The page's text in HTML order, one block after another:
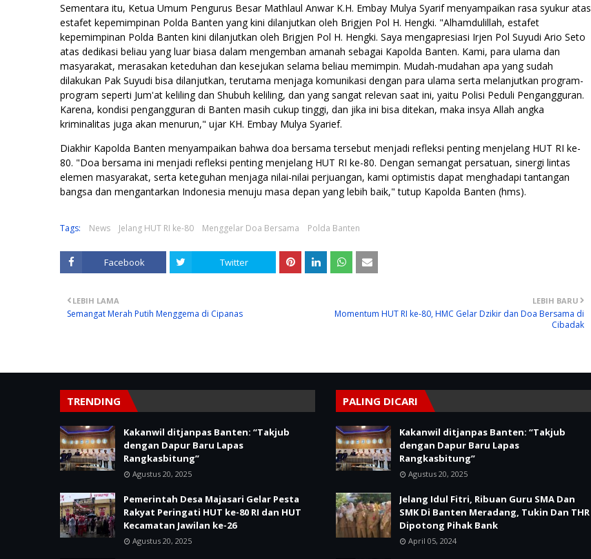
Sementara itu, Ketua Umum Pengurus Besar Mathlaul Anwar K.H. Embay Mulya Syarif menyampaikan rasa syukur atas
estafet kepemimpinan Polda Banten yang kini dilanjutkan oleh Brigjen Pol H. Hengki. "Alhamdulillah, estafet
kepemimpinan Polda Banten kini dilanjutkan oleh Brigjen Pol H. Hengki. Saya mengapresiasi Irjen Pol Suyudi Ario Seto
atas dedikasi beliau yang luar biasa dalam mengemban amanah sebagai Kapolda Banten. Kami, para ulama dan
masyarakat, merasakan keteduhan dan kesejukan selama beliau memimpin. Mudah-mudahan apa yang sudah
dilakukan Pak Suyudi bisa dilanjutkan, terutama menjaga komunikasi dengan para ulama serta melanjutkan program-
program seperti Jum'at keliling dan Shubuh keliling, dan yang sangat relevan saat ini, yaitu Polisi Peduli Pengangguran.
Karena, kondisi pengangguran di Banten masih cukup tinggi, dan jika ini bisa ditekan, maka insya Allah angka
kriminalitas juga akan menurun," ujar KH. Embay Mulya Syarief.
Diakhir Kapolda Banten menyampaikan bahwa doa bersama tersebut menjadi refleksi penting menjelang HUT RI ke-
80. "Doa bersama ini menjadi refleksi penting menjelang HUT RI ke-80. Dengan semangat persatuan, sinergi lintas
elemen masyarakat, serta keteguhan menjaga nilai-nilai perjuangan, kami optimistis dapat menghadapi tantangan
bangsa dan mengantarkan Indonesia menuju masa depan yang lebih baik," tutup Kapolda Banten (hms).
Tags: News Jelang HUT RI ke-80 Menggelar Doa Bersama Polda Banten
Facebook Twitter
LEBIH BARU
Momentum HUT RI ke-80, HMC Gelar Dzikir dan Doa Bersama di
Cibadak
LEBIH LAMA
Semangat Merah Putih Menggema di Cipanas
TRENDING
Kakanwil ditjanpas Banten: “Takjub
dengan Dapur Baru Lapas
Rangkasbitung”
Agustus 20, 2025
Pemerintah Desa Majasari Gelar Pesta
Rakyat Peringati HUT ke-80 RI dan HUT
Kecamatan Jawilan ke-26
Agustus 20, 2025
PALING DICARI
Kakanwil ditjanpas Banten: “Takjub
dengan Dapur Baru Lapas
Rangkasbitung”
Agustus 20, 2025
Jelang Idul Fitri, Ribuan Guru SMA Dan
SMK Di Banten Meradang, Tukin Dan THR
Dipotong Pihak Bank
April 05, 2024